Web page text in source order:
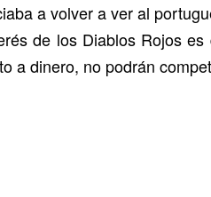
a volver a ver al
de los Diablos Rojos
a dinero, no podrán